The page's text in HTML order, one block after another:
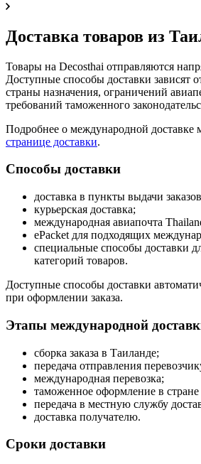
Доставка товаров из
Товары на Decosthai отправляются
Доступные способы доставки зависят
страны назначения, ограничений
требований таможенного
Подробнее о международной доставке
странице доставки.
Способы доставки
доставка в пункты выдачи
курьерская доставка;
международная авиапочта
ePacket для подходящих
специальные способы доставки
категорий товаров.
Доступные способы доставки
при оформлении заказа.
Этапы международной
сборка заказа в Таиланде;
передача отправления
международная перевозка;
таможенное оформление в
передача в местную службу
доставка получателю.
Сроки доставки